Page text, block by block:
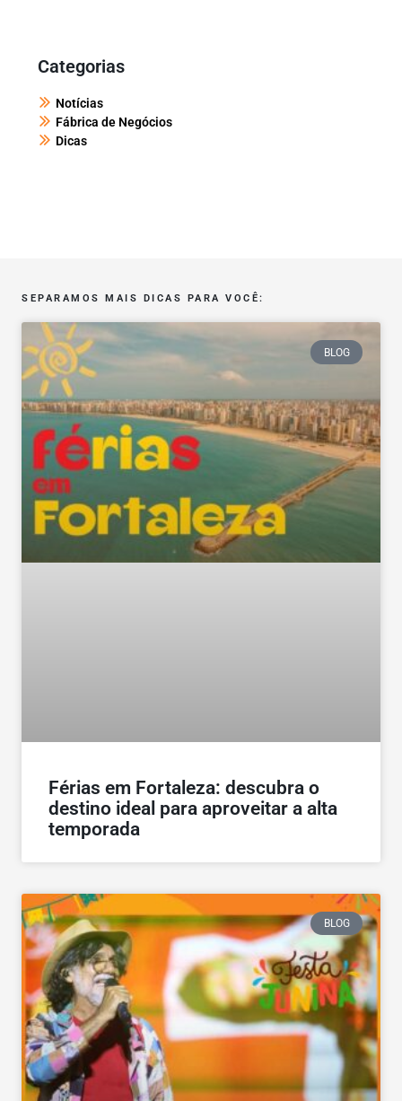
Categorias
Notícias
Fábrica de Negócios
Dicas
SEPARAMOS MAIS DICAS PARA VOCÊ:
BLOG
Férias em Fortaleza: descubra o
destino ideal para aproveitar a alta
temporada
BLOG